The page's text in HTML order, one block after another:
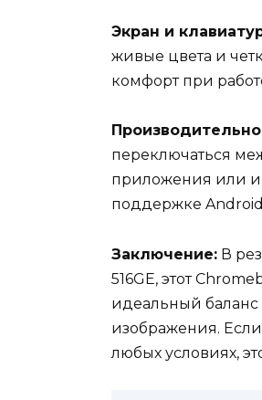
Экран и
живые цвета и
комфорт при
переключаться
приложения или
поддержке
Заключение: В
516GE, этот
идеальный баланс
изображения.
любых условиях,